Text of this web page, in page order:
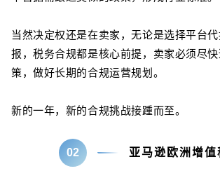
当然决定权还是在卖家，无论是选择平台
报，税务合规都是核心前提，卖家必须尽
策，做好长期的合规运营规划。
新的一年，新的合规挑战接踵而至。
02 亚马逊欧洲增值